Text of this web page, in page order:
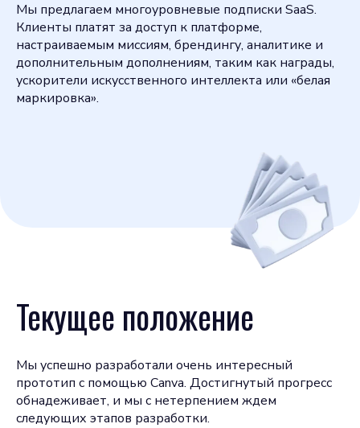
Мы предлагаем многоуровневые подписки SaaS.
Клиенты платят за доступ к платформе,
настраиваемым миссиям, брендингу, аналитике и
дополнительным дополнениям, таким как награды,
ускорители искусственного интеллекта или «белая
маркировка».
Текущее положение
Мы успешно разработали очень интересный
прототип с помощью Canva. Достигнутый прогресс
обнадеживает, и мы с нетерпением ждем
следующих этапов разработки.